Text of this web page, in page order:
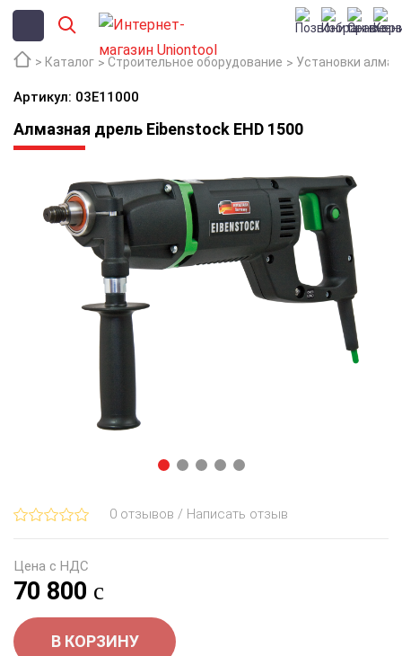
Каталог Строительное оборудование Установки
Артикул: 03E11000
Алмазная дрель Eibenstock EHD 1500
0 отзывов / Написать отзыв
Цена с НДС
70 800
В КОРЗИНУ